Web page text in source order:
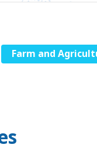
Farm and